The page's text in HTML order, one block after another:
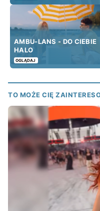
AMBU-LANS - DO CIEBIE
HALO
OGLĄDAJ
TO MOŻE CIĘ